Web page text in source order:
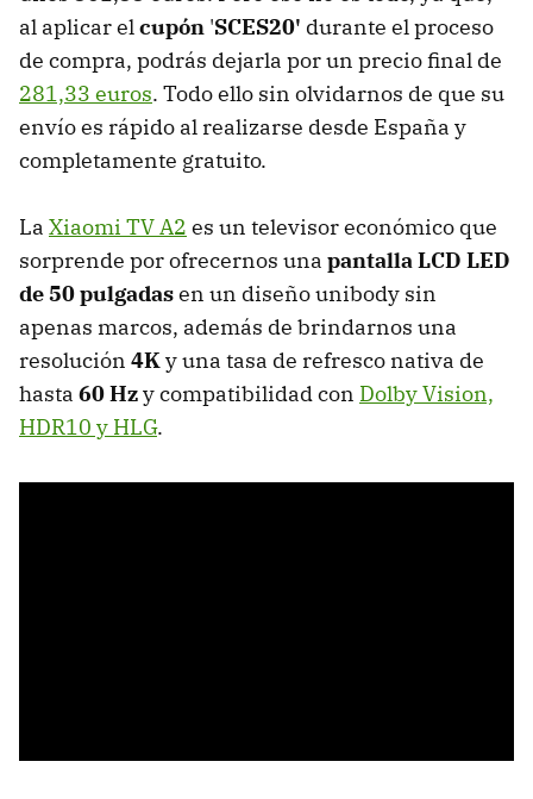
al aplicar elcupón 'SCES20' durante el proceso
de compra, podrás dejarla por un precio final de
281,33 euros. Todo ello sin olvidarnos de que su
envío es rápido al realizarse desde España y
completamente gratuito.
La Xiaomi TV A2 es un televisor económico que
sorprende por ofrecernos una pantalla LCD LED
de 50 pulgadasen un diseño unibody sin
apenas marcos, además de brindarnos una
resolución 4Ky una tasa de refresco nativa de
hasta 60 Hzy compatibilidad con Dolby Vision,
HDR10 y HLG.